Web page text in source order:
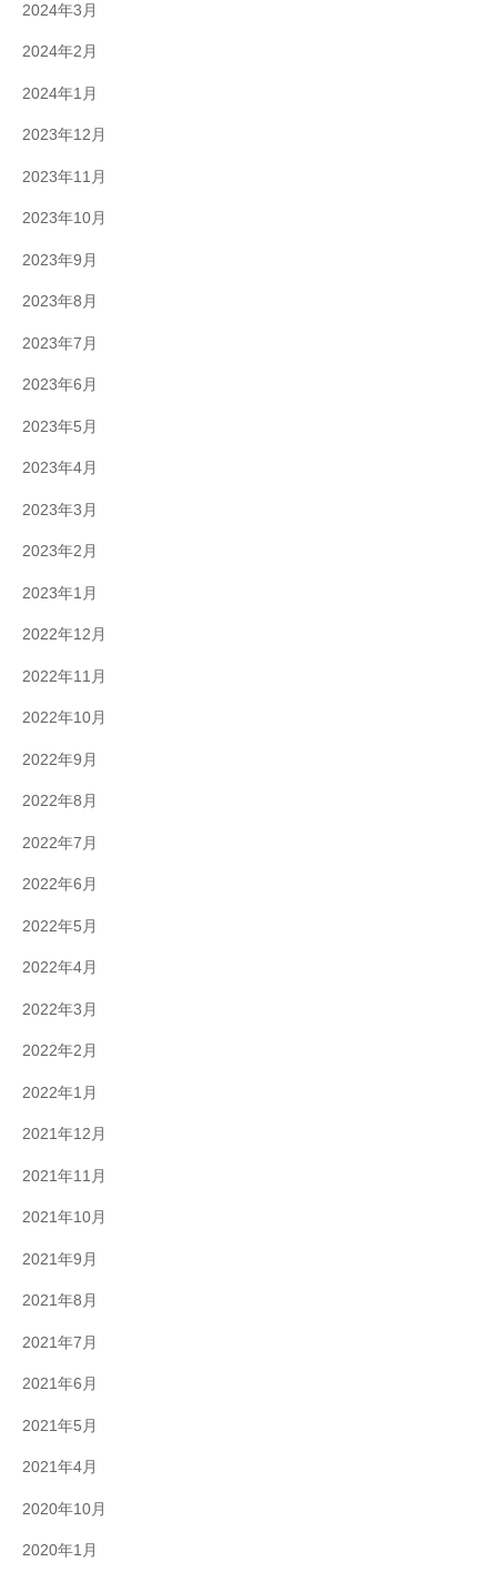
2024年3月
2024年2月
2024年1月
2023年12月
2023年11月
2023年10月
2023年9月
2023年8月
2023年7月
2023年6月
2023年5月
2023年4月
2023年3月
2023年2月
2023年1月
2022年12月
2022年11月
2022年10月
2022年9月
2022年8月
2022年7月
2022年6月
2022年5月
2022年4月
2022年3月
2022年2月
2022年1月
2021年12月
2021年11月
2021年10月
2021年9月
2021年8月
2021年7月
2021年6月
2021年5月
2021年4月
2020年10月
2020年1月